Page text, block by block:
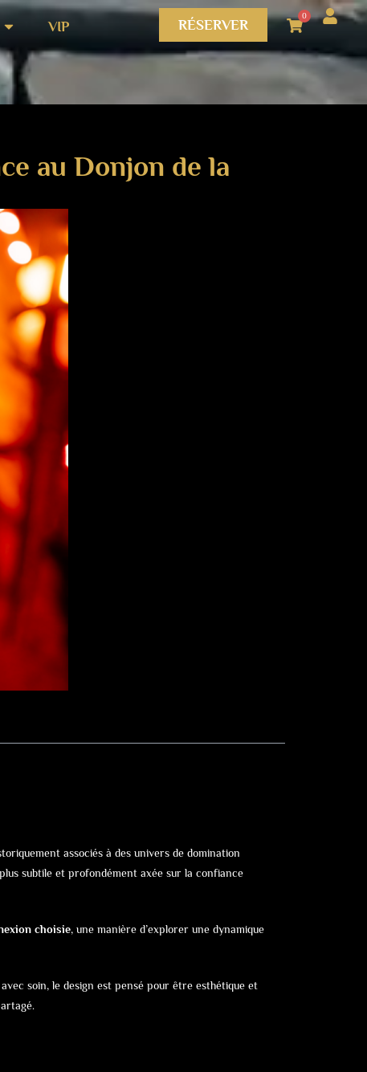
VIP RÉSERVER
0
au Donjon de la
associés à des univers de domination
subtile et profondément axée sur la confiance
choisie, une manière d’explorer une dynamique
soin, le design est pensé pour être esthétique et